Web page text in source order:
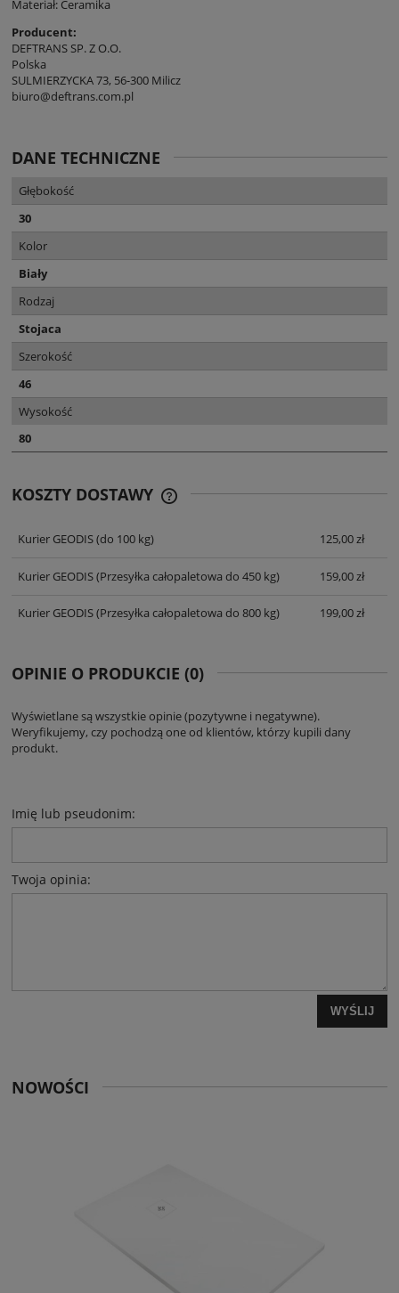
Materiał: Ceramika
Producent:
DEFTRANS SP. Z O.O.
Polska
SULMIERZYCKA 73, 56-300 Milicz
biuro@deftrans.com.pl
DANE TECHNICZNE
Głębokość
30
Kolor
Biały
Rodzaj
Stojaca
Szerokość
46
Wysokość
80
KOSZTY DOSTAWY
Kurier GEODIS(do 100 kg) 125,00 zł
Kurier GEODIS(Przesyłka całopaletowa do 450 kg) 159,00 zł
Kurier GEODIS(Przesyłka całopaletowa do 800 kg) 199,00 zł
OPINIE O PRODUKCIE (0)
Wyświetlane są wszystkie opinie (pozytywne i negatywne).
Weryfikujemy, czy pochodzą one od klientów, którzy kupili dany
produkt.
Imię lub pseudonim:
Twoja opinia:
WYŚLIJ
NOWOŚCI